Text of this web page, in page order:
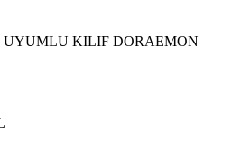
UYUMLU KILIF DORAEMON